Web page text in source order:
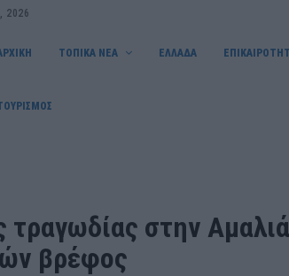
2026
ΤΟΠΙΚΑ ΝΕΑ ΕΛΛΑΔΑ
τραγωδίας στην
βρέφος